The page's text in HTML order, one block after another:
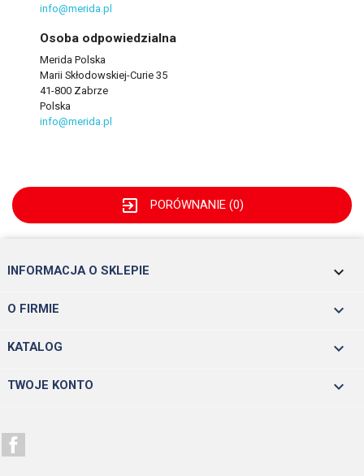
info@merida.pl
Osoba odpowiedzialna
Merida Polska
Marii Skłodowskiej-Curie 35
41-800 Zabrze
Polska
info@merida.pl
exit_to_app PORÓWNANIE (0)
INFORMACJA O SKLEPIE keyboard_arrow_down
O FIRMIE 
KATALOG 
TWOJE KONTO 